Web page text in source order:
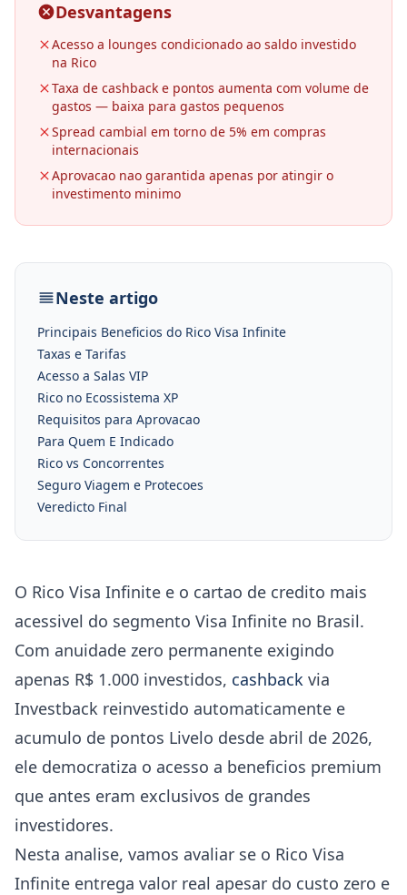
Desvantagens
Acesso a lounges condicionado ao saldo investido
na Rico
Taxa de cashback e pontos aumenta com volume de
gastos — baixa para gastos pequenos
Spread cambial em torno de 5% em compras
internacionais
Aprovacao nao garantida apenas por atingir o
investimento minimo
Neste artigo
Principais Beneficios do Rico Visa Infinite
Taxas e Tarifas
Acesso a Salas VIP
Rico no Ecossistema XP
Requisitos para Aprovacao
Para Quem E Indicado
Rico vs Concorrentes
Seguro Viagem e Protecoes
Veredicto Final
O Rico Visa Infinite e o cartao de credito mais
acessivel do segmento Visa Infinite no Brasil.
Com anuidade zero permanente exigindo
apenas R$ 1.000 investidos, cashback via
Investback reinvestido automaticamente e
acumulo de pontos Livelo desde abril de 2026,
ele democratiza o acesso a beneficios premium
que antes eram exclusivos de grandes
investidores.
Nesta analise, vamos avaliar se o Rico Visa
Infinite entrega valor real apesar do custo zero e